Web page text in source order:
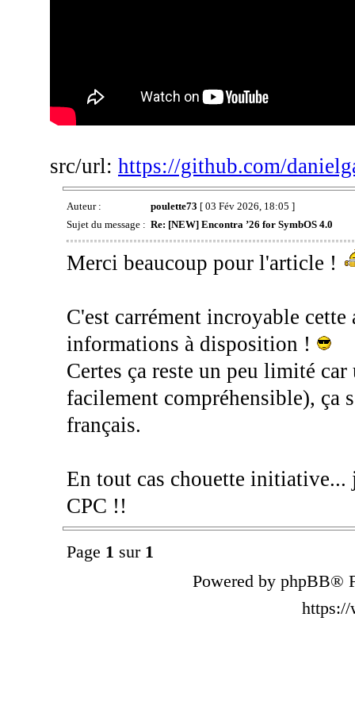
src/url: https://github.com/
Auteur : poulette73 [ 03 Fév 2026, 18:05 ]
Sujet du message : Re: [NEW] Encontra ’26 for SymbOS 4.0
Merci beaucoup pour l'article !
C'est carrément incroyable
informations à disposition !
Certes ça reste un peu limité
facilement compréhensible), ça
français.
En tout cas chouette
CPC !!
Page 1 sur 1
Powered by phpBB®
https://